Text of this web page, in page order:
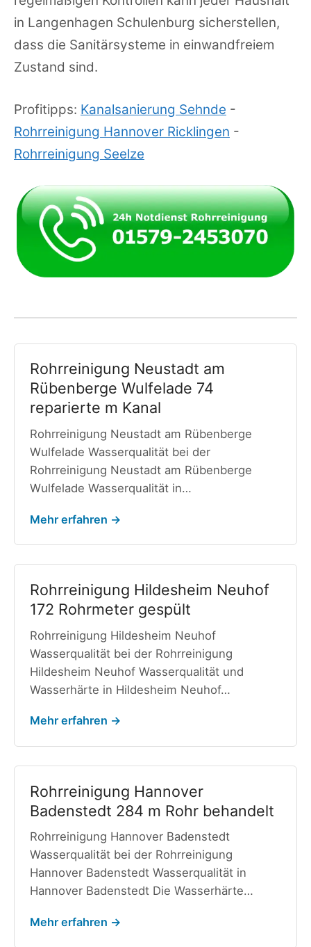
in Langenhagen Schulenburg sicherstellen,
dass die Sanitärsysteme in einwandfreiem
Zustand sind.
Profitipps: Kanalsanierung Sehnde -
Rohrreinigung Hannover Ricklingen -
Rohrreinigung Seelze
Rohrreinigung Neustadt am
Rübenberge Wulfelade 74
reparierte m Kanal
Rohrreinigung Neustadt am Rübenberge
Wulfelade Wasserqualität bei der
Rohrreinigung Neustadt am Rübenberge
Wulfelade Wasserqualität in…
Mehr erfahren →
Rohrreinigung Hildesheim Neuhof
172 Rohrmeter gespült
Rohrreinigung Hildesheim Neuhof
Wasserqualität bei der Rohrreinigung
Hildesheim Neuhof Wasserqualität und
Wasserhärte in Hildesheim Neuhof…
Mehr erfahren →
Rohrreinigung Hannover
Badenstedt 284 m Rohr behandelt
Rohrreinigung Hannover Badenstedt
Wasserqualität bei der Rohrreinigung
Hannover Badenstedt Wasserqualität in
Hannover Badenstedt Die Wasserhärte…
Mehr erfahren →